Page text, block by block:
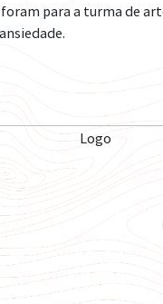
para a turma de